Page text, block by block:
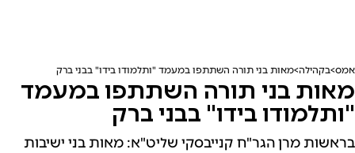
אמס בקהילה מאות בני תורה השתתפו במעמד "ותלמודו בידו" בבני ברק
מאות בני תורה השתתפו במעמד
"ותלמודו בידו" בבני ברק
בראשות מרן הגר"ח קנייבסקי שליט"א: מאות בני ישיבות